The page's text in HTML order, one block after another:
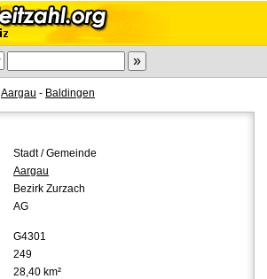
Aargau - Baldingen
Stadt / Gemeinde
Aargau
Bezirk Zurzach
AG
G4301
249
28,40 km²